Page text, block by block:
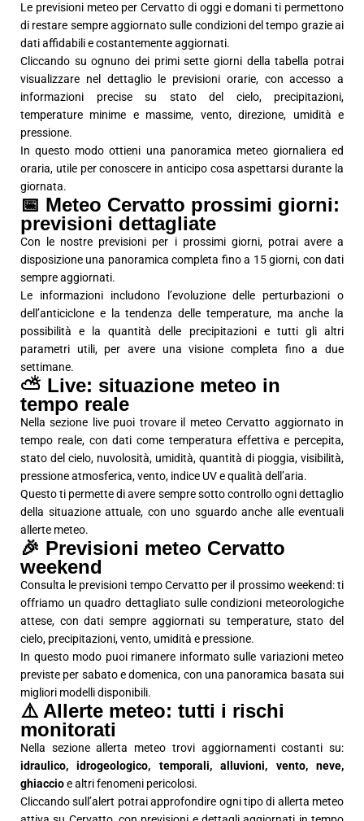
Le previsioni meteo per Cervatto di oggi e domani ti permettono
di restare sempre aggiornato sulle condizioni del tempo grazie ai
dati affidabili e costantemente aggiornati.
Cliccando su ognuno dei primi sette giorni della tabella potrai
visualizzare nel dettaglio le previsioni orarie, con accesso a
informazioni precise su stato del cielo, precipitazioni,
temperature minime e massime, vento, direzione, umidità e
pressione.
In questo modo ottieni una panoramica meteo giornaliera ed
oraria, utile per conoscere in anticipo cosa aspettarsi durante la
giornata.
📅 Meteo Cervatto prossimi giorni:
previsioni dettagliate
Con le nostre previsioni per i prossimi giorni, potrai avere a
disposizione una panoramica completa fino a 15 giorni, con dati
sempre aggiornati.
Le informazioni includono l’evoluzione delle perturbazioni o
dell’anticiclone e la tendenza delle temperature, ma anche la
possibilità e la quantità delle precipitazioni e tutti gli altri
parametri utili, per avere una visione completa fino a due
settimane.
⛅ Live: situazione meteo in
tempo reale
Nella sezione live puoi trovare il meteo Cervatto aggiornato in
tempo reale, con dati come temperatura effettiva e percepita,
stato del cielo, nuvolosità, umidità, quantità di pioggia, visibilità,
pressione atmosferica, vento, indice UV e qualità dell’aria.
Questo ti permette di avere sempre sotto controllo ogni dettaglio
della situazione attuale, con uno sguardo anche alle eventuali
allerte meteo.
🎉 Previsioni meteo Cervatto
weekend
Consulta le previsioni tempo Cervatto per il prossimo weekend: ti
offriamo un quadro dettagliato sulle condizioni meteorologiche
attese, con dati sempre aggiornati su temperature, stato del
cielo, precipitazioni, vento, umidità e pressione.
In questo modo puoi rimanere informato sulle variazioni meteo
previste per sabato e domenica, con una panoramica basata sui
migliori modelli disponibili.
⚠️ Allerte meteo: tutti i rischi
monitorati
Nella sezione allerta meteo trovi aggiornamenti costanti su:
idraulico, idrogeologico, temporali, alluvioni, vento, neve,
ghiaccioe altri fenomeni pericolosi.
Cliccando sull’alert potrai approfondire ogni tipo di allerta meteo